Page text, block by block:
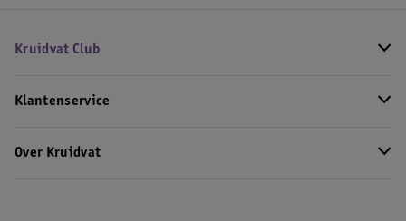
Kruidvat Club
Klantenservice
Over Kruidvat